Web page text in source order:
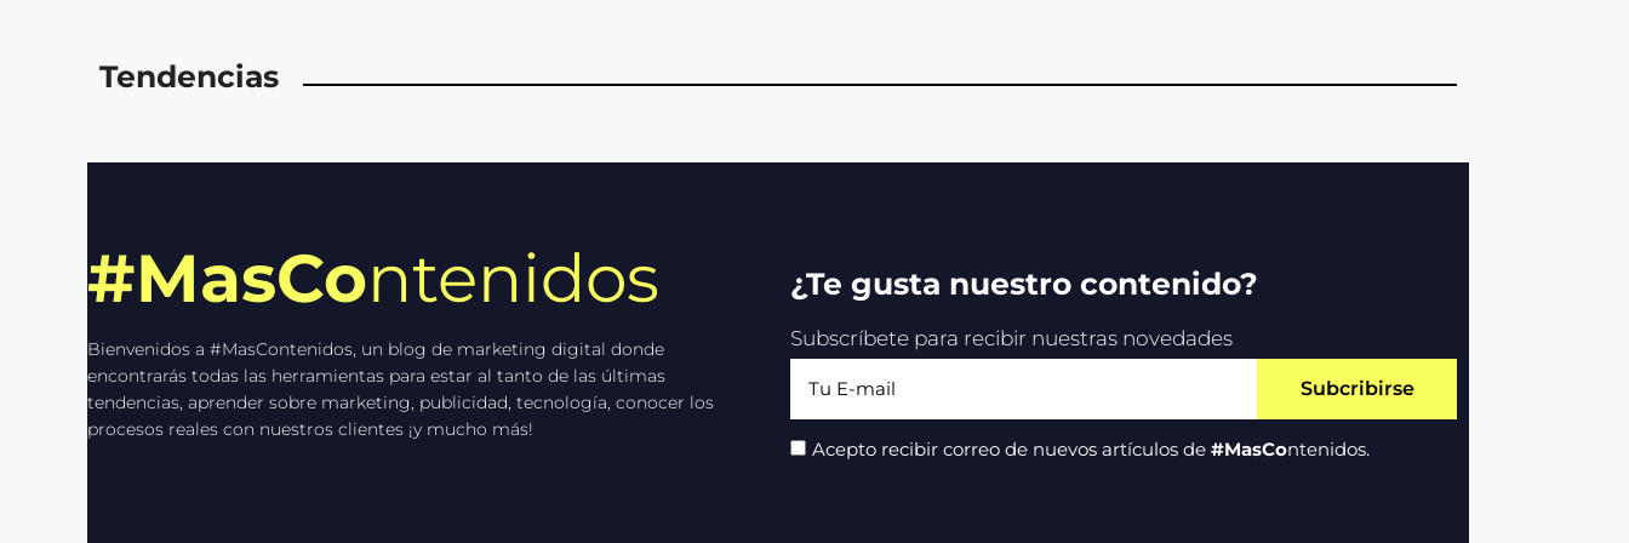
Tendencias
#MasContenidos
Bienvenidos a #MasContenidos, un blog de marketing digital donde
encontrarás todas las herramientas para estar al tanto de las últimas
tendencias, aprender sobre marketing, publicidad, tecnología, conocer los
procesos reales con nuestros clientes ¡y mucho más!
¿Te gusta nuestro contenido?
Subscríbete para recibir nuestras novedades
Acepto recibir correo de nuevos artículos de #MasContenidos.
Subcribirse